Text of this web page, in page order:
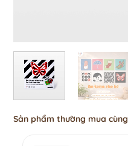
Sản phẩm thường mua cùng